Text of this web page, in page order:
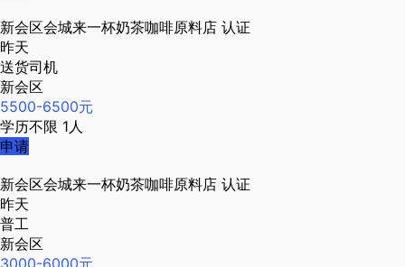
新会区会城来一杯奶茶咖啡原料店 认证
昨天
送货司机
新会区
5500-6500元
学历不限 1人
申请
新会区会城来一杯奶茶咖啡原料店 认证
昨天
普工
新会区